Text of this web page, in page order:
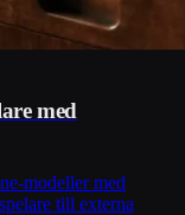
med
modeller med
till externa